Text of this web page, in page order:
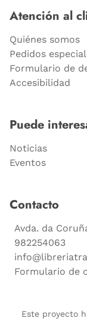
Atención al
Quiénes somos
Pedidos
Formulario de
Accesibilidad
Puede
Noticias
Eventos
Contacto
Avda. da
982254063
Formulario de
Este proyecto